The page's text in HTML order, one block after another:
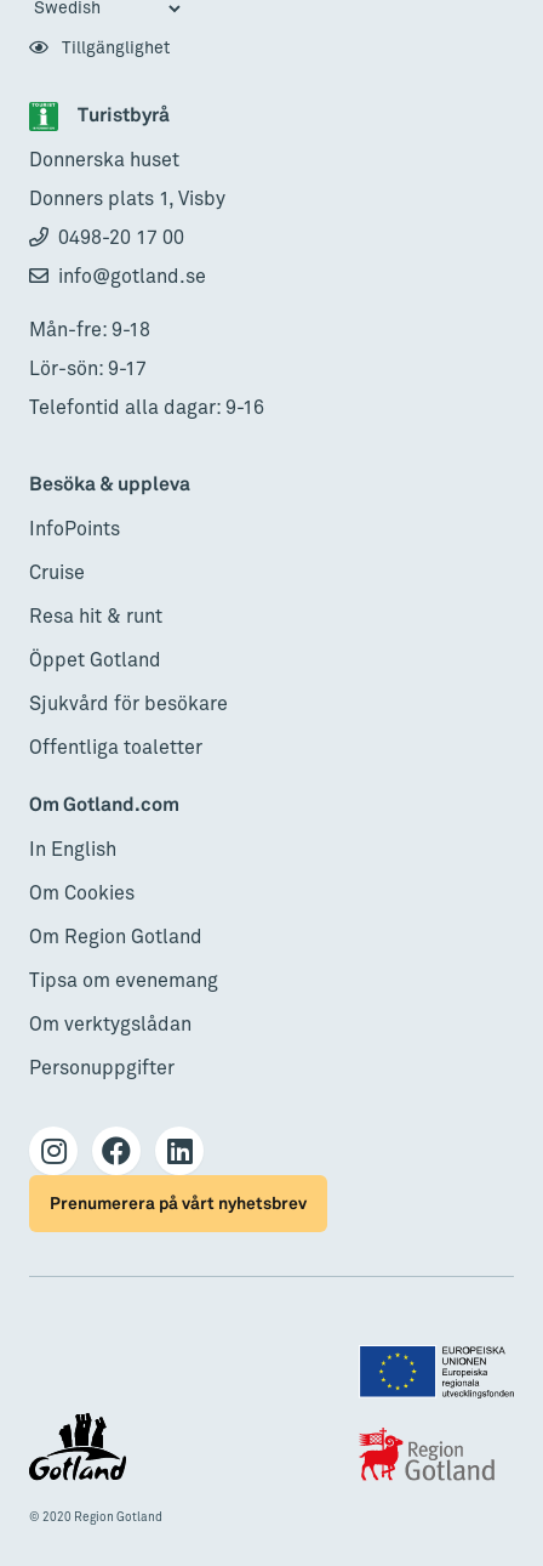
Turistbyrå
Donnerska huset
Donners plats 1, Visby
0498-20 17 00
info@gotland.se
Mån-fre: 9-18
Lör-sön: 9-17
Telefontid alla dagar: 9-16
Besöka & uppleva
InfoPoints
Cruise
Resa hit & runt
Öppet Gotland
Sjukvård för besökare
Offentliga toaletter
Om Gotland.com
In English
Om Cookies
Om Region Gotland
Tipsa om evenemang
Om verktygslådan
Personuppgifter
Tillgänglighet
Prenumerera på vårt nyhetsbrev
© 2020 Region Gotland